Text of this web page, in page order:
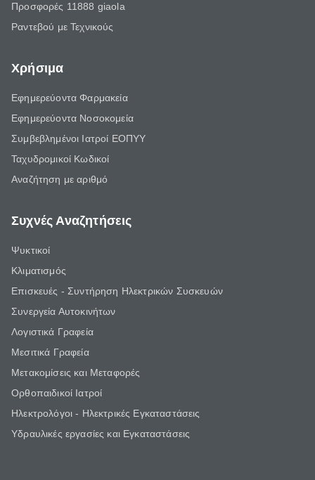
Προσφορές 11888 giaola
Ραντεβού με Τεχνικούς
Χρήσιμα
Εφημερεύοντα Φαρμακεία
Εφημερεύοντα Νοσοκομεία
Συμβεβλημένοι Ιατροί ΕΟΠΥΥ
Ταχυδρομικοί Κωδικοί
Αναζήτηση με αριθμό
Συχνές Αναζητήσεις
Ψυκτικοί
Κλιματισμός
Επισκευές - Συντήρηση Ηλεκτρικών Συσκευών
Συνεργεία Αυτοκινήτων
Λογιστικά Γραφεία
Μεσιτικά Γραφεία
Μετακομίσεις και Μεταφορές
Ορθοπαιδικοί Ιατροί
Ηλεκτρολόγοι - Ηλεκτρικές Εγκαταστάσεις
Υδραυλικές εργασίες και Εγκαταστάσεις